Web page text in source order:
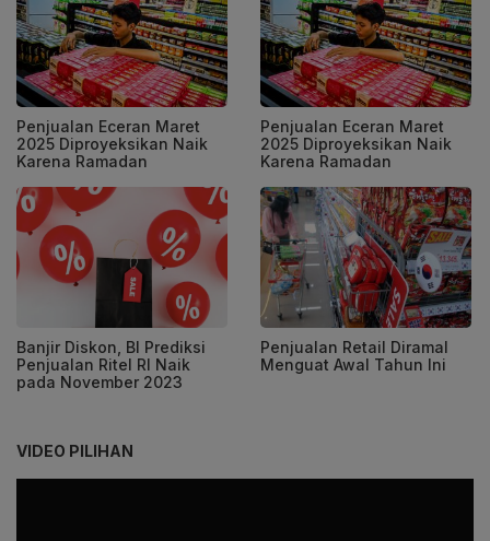
Penjualan Eceran Maret
2025 Diproyeksikan Naik
Karena Ramadan
Penjualan Eceran Maret
2025 Diproyeksikan Naik
Karena Ramadan
Banjir Diskon, BI Prediksi
Penjualan Ritel RI Naik
pada November 2023
Penjualan Retail Diramal
Menguat Awal Tahun Ini
VIDEO PILIHAN